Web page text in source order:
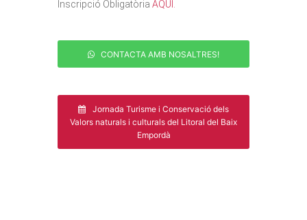
Inscripció Obligatòria AQUI.
CONTACTA AMB NOSALTRES!
Jornada Turisme i Conservació dels
Valors naturals i culturals del Litoral del Baix
Empordà